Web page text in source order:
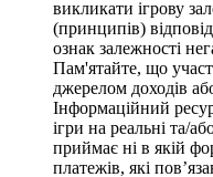
викликати ігрову
(принципів)
ознак залежності
Пам'ятайте, що
джерелом доходів
Інформаційний
ігри на реальні та/
приймає ні в якій
платежів, які